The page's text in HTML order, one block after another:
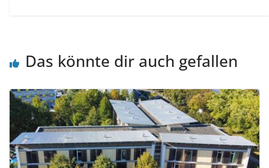
Das könnte dir auch gefallen